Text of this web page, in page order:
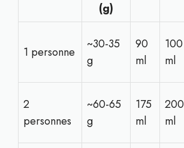
(g)
1 personne
~30-35
g
90
ml
100
ml
2
personnes
~60-65
g
175
ml
200
ml